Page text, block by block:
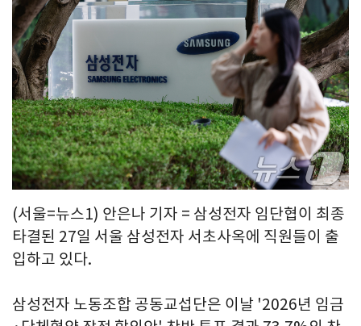
(서울=뉴스1) 안은나 기자 = 삼성전자 임단협이 최종
타결된 27일 서울 삼성전자 서초사옥에 직원들이 출
입하고 있다.
삼성전자 노동조합 공동교섭단은 이날 '2026년 임금